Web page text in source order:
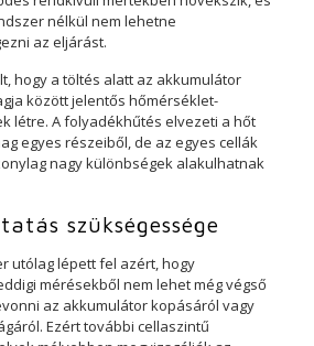
nélkül nem lehetne
az eljárást.
hogy a töltés alatt az akkumulátor
között jelentős hőmérséklet-
létre. A folyadékhűtés elvezeti a hőt
egyes részeiből, de az egyes cellák
nagy különbségek alakulhatnak
szükségessége
utólag lépett fel azért, hogy
mérésekből nem lehet még végső
az akkumulátor kopásáról vagy
Ezért további cellaszintű